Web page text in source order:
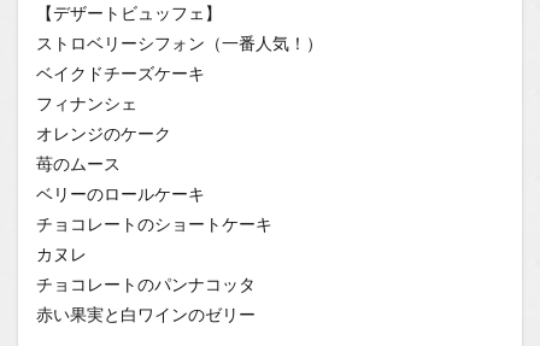
【デザートビュッフェ】
ストロベリーシフォン（一番人気！）
ベイクドチーズケーキ
フィナンシェ
オレンジのケーク
苺のムース
ベリーのロールケーキ
チョコレートのショートケーキ
カヌレ
チョコレートのパンナコッタ
赤い果実と白ワインのゼリー